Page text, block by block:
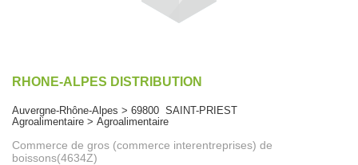
RHONE-ALPES DISTRIBUTION
Auvergne-Rhône-Alpes > 69800 SAINT-PRIEST
Agroalimentaire > Agroalimentaire
Commerce de gros (commerce interentreprises) de
boissons(4634Z)